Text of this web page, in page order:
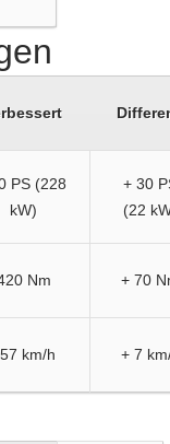
PS (228
kW)
+ 30
(22
Nm + 70
km/h + 7